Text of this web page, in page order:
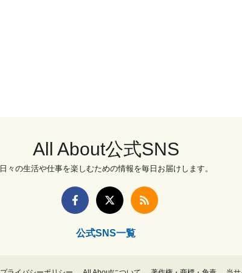
All About公式SNS
日々の生活や仕事を楽しむための情報を毎日お届けします。
公式SNS一覧